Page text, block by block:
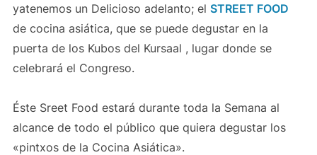
yatenemos un Delicioso adelanto; el STREET FOOD
de cocina asiática, que se puede degustar en la
puerta de los Kubos del Kursaal , lugar donde se
celebrará el Congreso.
Éste Sreet Food estará durante toda la Semana al
alcance de todo el público que quiera degustar los
«pintxos de la Cocina Asiática».